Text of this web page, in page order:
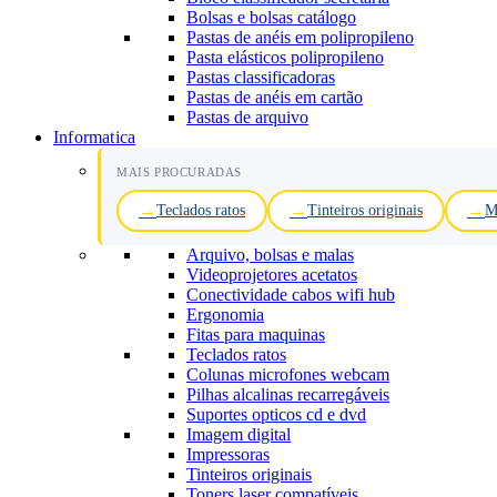
Bolsas e bolsas catálogo
Pastas de anéis em polipropileno
Pasta elásticos polipropileno
Pastas classificadoras
Pastas de anéis em cartão
Pastas de arquivo
Informatica
MAIS PROCURADAS
Teclados ratos Tinteiros originais
Arquivo, bolsas e malas
Videoprojetores acetatos
Conectividade cabos wifi hub
Ergonomia
Fitas para maquinas
Teclados ratos
Colunas microfones webcam
Pilhas alcalinas recarregáveis
Suportes opticos cd e dvd
Imagem digital
Impressoras
Tinteiros originais